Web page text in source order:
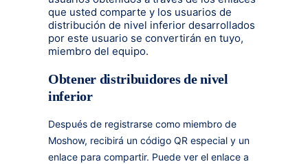
que usted comparte y los usuarios de
distribución de nivel inferior desarrollados
por este usuario se convertirán en tuyo,
miembro del equipo.
Obtener distribuidores de nivel
inferior
Después de registrarse como miembro de
Moshow, recibirá un código QR especial y un
enlace para compartir. Puede ver el enlace a